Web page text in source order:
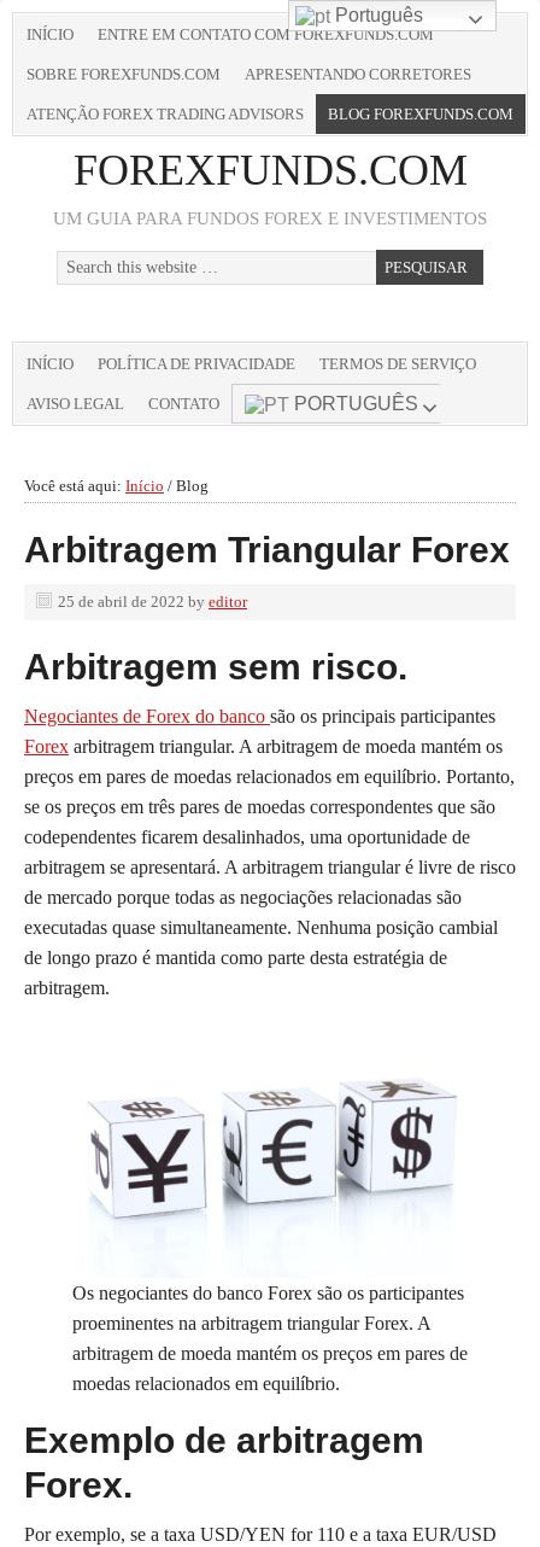
INÍCIO ENTRE EM CONTATO COM FOREXFUNDS.COM
SOBRE FOREXFUNDS.COM APRESENTANDO CORRETORES
ATENÇÃO FOREX TRADING ADVISORS BLOG FOREXFUNDS.COM
FOREXFUNDS.COM
UM GUIA PARA FUNDOS FOREX E INVESTIMENTOS
INÍCIO POLÍTICA DE PRIVACIDADE TERMOS DE SERVIÇO
AVISO LEGAL CONTATO PORTUGUÊS
Você está aqui: Início / Blog
Arbitragem Triangular Forex
25 de abril de 2022 by editor
Arbitragem sem risco.
Negociantes de Forex do banco são os principais participantes
Forex arbitragem triangular. A arbitragem de moeda mantém os
preços em pares de moedas relacionados em equilíbrio. Portanto,
se os preços em três pares de moedas correspondentes que são
codependentes ficarem desalinhados, uma oportunidade de
arbitragem se apresentará. A arbitragem triangular é livre de risco
de mercado porque todas as negociações relacionadas são
executadas quase simultaneamente. Nenhuma posição cambial
de longo prazo é mantida como parte desta estratégia de
arbitragem.
Os negociantes do banco Forex são os participantes
proeminentes na arbitragem triangular Forex. A
arbitragem de moeda mantém os preços em pares de
moedas relacionados em equilíbrio.
Exemplo de arbitragem
Forex.
Por exemplo, se a taxa USD/YEN for 110 e a taxa EUR/USD
Português